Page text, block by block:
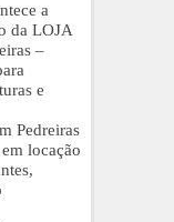
a
da LOJA
–
e
Pedreiras
locação